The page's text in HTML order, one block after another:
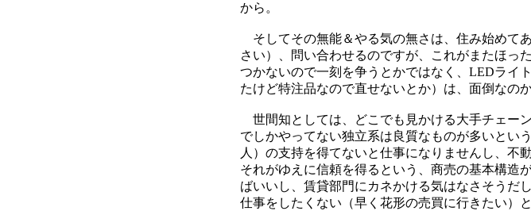
から。
そしてその無能＆やる気の無さは、住み始めて
さい）、問い合わせるのですが、これがまたほっ
つかないので一刻を争うとかではなく、LEDライ
たけど特注品なので直せないとか）は、面倒なの
世間知としては、どこでも見かける大手チェー
でしかやってない独立系は良質なものが多いとい
人）の支持を得てないと仕事になりませんし、不
それがゆえに信頼を得るという、商売の基本構造
ばいいし、賃貸部門にカネかける気はなさそうだ
仕事をしたくない（早く花形の売買に行きたい）